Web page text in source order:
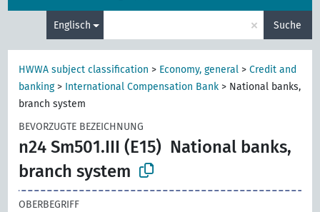
Englisch × Suche
HWWA subject classification > Economy, general >Credit and
banking> International Compensation Bank > National banks,
branch system
BEVORZUGTE BEZEICHNUNG
n24 Sm501.III (E15) National banks,
branch system
OBERBEGRIFF